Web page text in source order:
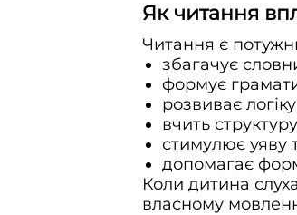
Як читання
Читання є
збагачує
формує
розвиває
вчить
стимулює уяву
допомагає
Коли дитина
власному